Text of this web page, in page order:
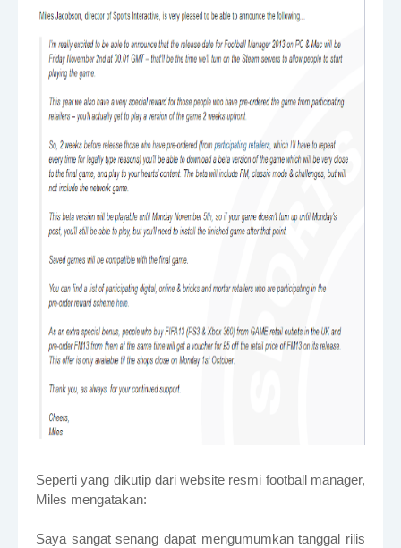
Seperti yang dikutip dari website resmi football manager,
Miles mengatakan:
Saya sangat senang dapat mengumumkan tanggal rilis